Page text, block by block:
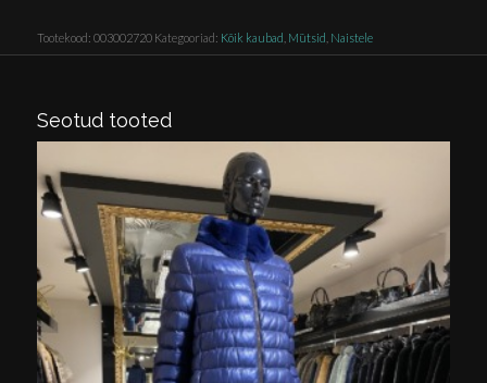
Tootekood: 003002720 Kategooriad: Kõik kaubad Mütsid Naistele
Seotud tooted